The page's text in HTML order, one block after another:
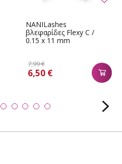
NANILashes
βλεφαρίδες Flexy C /
0.15 x 11 mm
7,99 €
6,50 €